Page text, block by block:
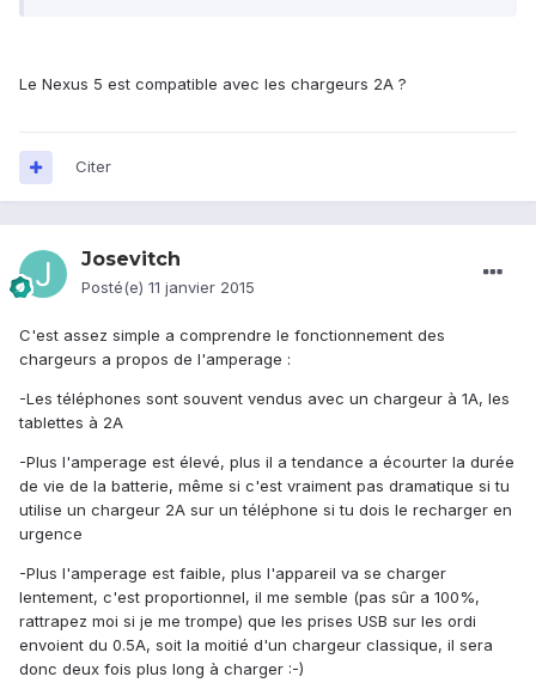
Le Nexus 5 est compatible avec les chargeurs 2A ?
Citer
Josevitch
Posté(e) 11 janvier 2015
C'est assez simple a comprendre le fonctionnement des
chargeurs a propos de l'amperage :
-Les téléphones sont souvent vendus avec un chargeur à 1A, les
tablettes à 2A
-Plus l'amperage est élevé, plus il a tendance a écourter la durée
de vie de la batterie, même si c'est vraiment pas dramatique si tu
utilise un chargeur 2A sur un téléphone si tu dois le recharger en
urgence
-Plus l'amperage est faible, plus l'appareil va se charger
lentement, c'est proportionnel, il me semble (pas sûr a 100%,
rattrapez moi si je me trompe) que les prises USB sur les ordi
envoient du 0.5A, soit la moitié d'un chargeur classique, il sera
donc deux fois plus long à charger :-)